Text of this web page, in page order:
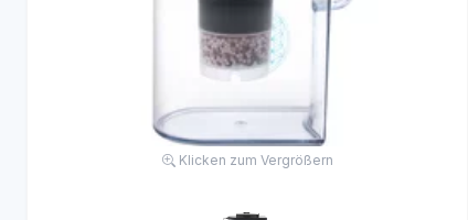
Klicken zum Vergrößern